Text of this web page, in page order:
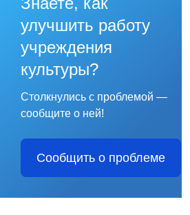
улучшить работу
учреждения
культуры?
Столкнулись с проблемой —
сообщите о ней!
Сообщить о проблеме